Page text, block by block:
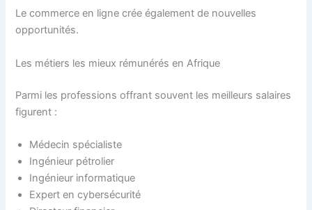
Le commerce en ligne crée également de nouvelles
opportunités.
Les métiers les mieux rémunérés en Afrique
Parmi les professions offrant souvent les meilleurs salaires
figurent :
Médecin spécialiste
Ingénieur pétrolier
Ingénieur informatique
Expert en cybersécurité